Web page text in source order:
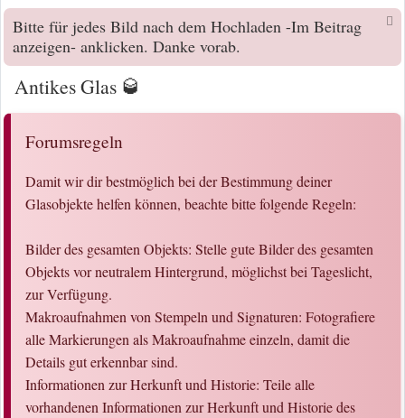
Bitte für jedes Bild nach dem Hochladen -Im Beitrag
anzeigen- anklicken. Danke vorab.
Antikes Glas 🥃
Forumsregeln
Damit wir dir bestmöglich bei der Bestimmung deiner
Glasobjekte helfen können, beachte bitte folgende Regeln:
Bilder des gesamten Objekts: Stelle gute Bilder des gesamten
Objekts vor neutralem Hintergrund, möglichst bei Tageslicht,
zur Verfügung.
Makroaufnahmen von Stempeln und Signaturen: Fotografiere
alle Markierungen als Makroaufnahme einzeln, damit die
Details gut erkennbar sind.
Informationen zur Herkunft und Historie: Teile alle
vorhandenen Informationen zur Herkunft und Historie des